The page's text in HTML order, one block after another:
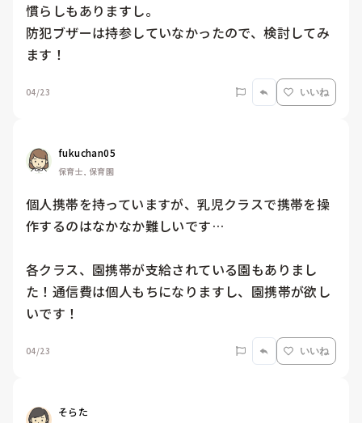
慣らしもありますし。
防犯ブザーは持参していなかったので、検討してみ
ます！
04/23 いいね
fukuchan05
保育士, 保育園
個人携帯を持っていますが、乳児クラスで携帯を操
作するのはなかなか難しいです…
各クラス、園携帯が支給されている園もありまし
た！通信費は個人もちになりますし、園携帯が欲し
いです！
04/23 いいね
そらた